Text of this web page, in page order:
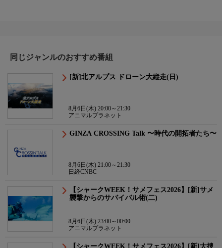
同じジャンルのおすすめ番組
[新]北アルプス ドローン大縦走(日)
8月6日(木) 20:00～21:30
アニマルプラネット
GINZA CROSSING Talk 〜時代の開拓者たち〜
8月6日(木) 21:00～21:30
日経CNBC
【シャークWEEK！サメフェス2026】[新]サメ
襲撃からのサバイバル術(二)
8月6日(木) 23:00～00:00
アニマルプラネット
【シャークWEEK！サメフェス2026】[新]大捜